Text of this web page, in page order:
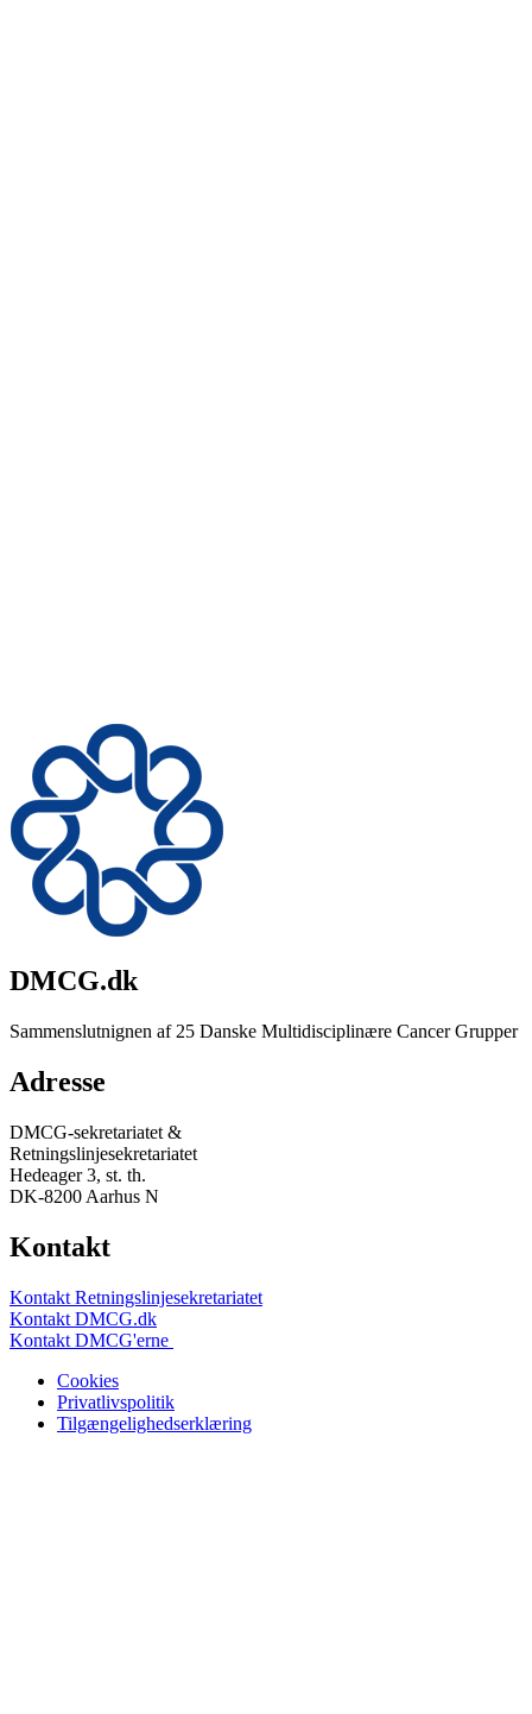
DMCG.dk
Sammenslutnignen af 25 Danske Multidisciplinære Cancer Grupper
Adresse
DMCG-sekretariatet &
Retningslinjesekretariatet
Hedeager 3, st. th.
DK-8200 Aarhus N
Kontakt
Kontakt Retningslinjesekretariatet
Kontakt DMCG.dk
Kontakt DMCG'erne
Cookies
Privatlivspolitik
Tilgængelighedserklæring